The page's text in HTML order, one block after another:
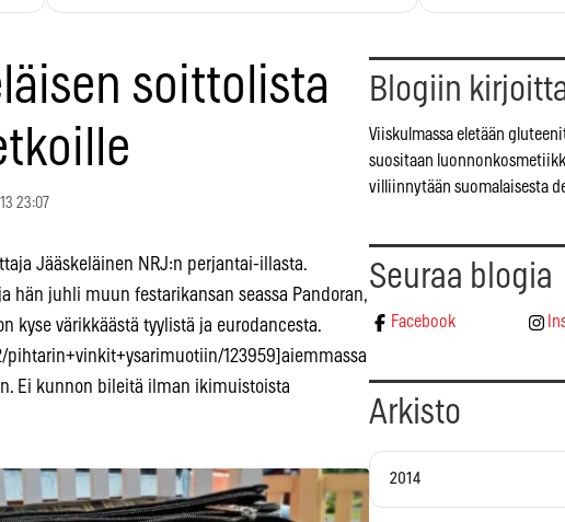
soittolista
23:07
Jääskeläinen NRJ:n perjantai-illasta.
hän juhli muun festarikansan seassa Pandoran,
kyse värikkäästä tyylistä ja eurodancesta.
123959]aiemmassa
Ei kunnon bileitä ilman ikimuistoista
Blogiin
Viiskulmassa eletään
suositaan
villiinnytään suomalaisesta
Seuraa blogia
Facebook
Arkisto
2014